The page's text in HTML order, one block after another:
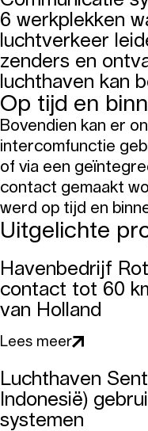
6 werkplekken
luchtverkeer
zenders en
luchthaven kan
Op tijd en
Bovendien kan er
intercomfunctie
of via een
contact gemaakt
werd op tijd en
Uitgelichte
Havenbedrijf
contact tot 60
van Holland
Lees meer
Luchthaven
Indonesië)
systemen